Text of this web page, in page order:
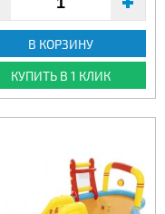
В КОРЗИНУ
КУПИТЬ В 1 КЛИК